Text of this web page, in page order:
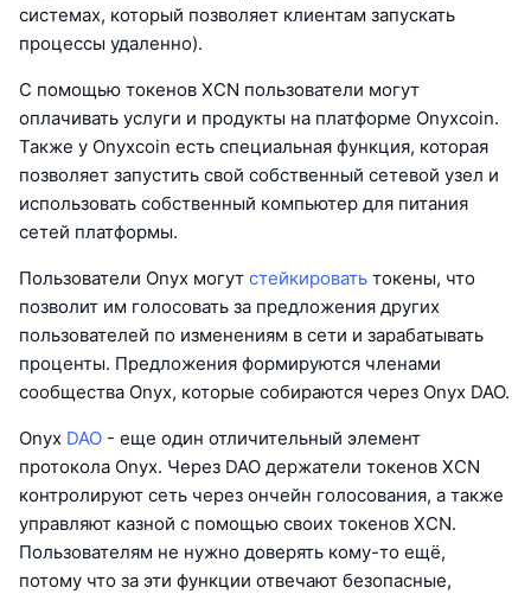
системах, который позволяет клиентам запускать
процессы удаленно).
С помощью токенов XCN пользователи могут
оплачивать услуги и продукты на платформе Onyxcoin.
Также у Onyxcoin есть специальная функция, которая
позволяет запустить свой собственный сетевой узел и
использовать собственный компьютер для питания
сетей платформы.
Пользователи Onyx могут стейкировать токены, что
позволит им голосовать за предложения других
пользователей по изменениям в сети и зарабатывать
проценты. Предложения формируются членами
сообщества Onyx, которые собираются через Onyx DAO.
Onyx DAO - еще один отличительный элемент
протокола Onyx. Через DAO держатели токенов XCN
контролируют сеть через ончейн голосования, а также
управляют казной с помощью своих токенов XCN.
Пользователям не нужно доверять кому-то ещё,
потому что за эти функции отвечают безопасные,